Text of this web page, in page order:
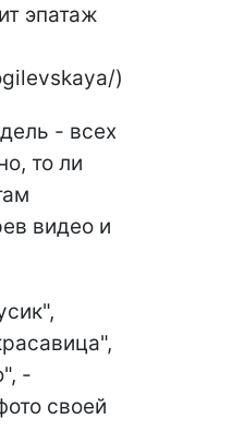
эпатаж
)
- всех
то ли
видео и
-
своей